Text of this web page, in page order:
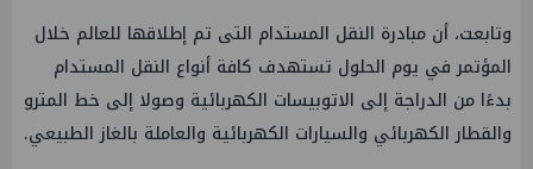
وتابعت، أن مبادرة النقل المستدام التى تم إطلاقها للعالم خلال
المؤتمر في يوم الحلول تستهدف كافة أنواع النقل المستدام
بدءًا من الدراجة إلى الاتوبيسات الكهربائية وصولا إلى خط المترو
والقطار الكهربائي والسيارات الكهربائية والعاملة بالغاز الطبيعي.